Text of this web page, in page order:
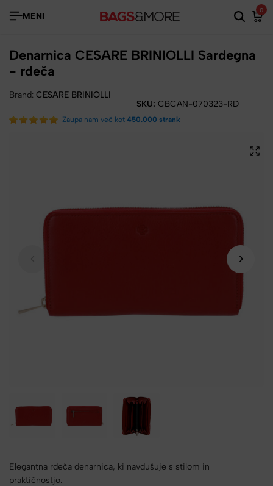
MENI
0
Denarnica CESARE BRINIOLLI Sardegna
- rdeča
Brand: CESARE BRINIOLLI
SKU: CBCAN-070323-RD
Zaupa nam več kot 450.000 strank
Elegantna rdeča denarnica, ki navdušuje s stilom in
praktičnostjo.